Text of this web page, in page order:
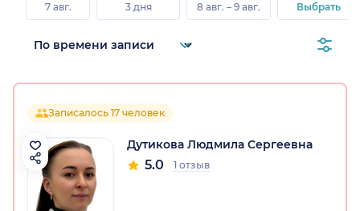
7 авг.
3 дня
8 авг. – 9 авг.
Выбрать
Записалось 17 человек
Дутикова Людмила Сергеевна
5.0 1 отзыв